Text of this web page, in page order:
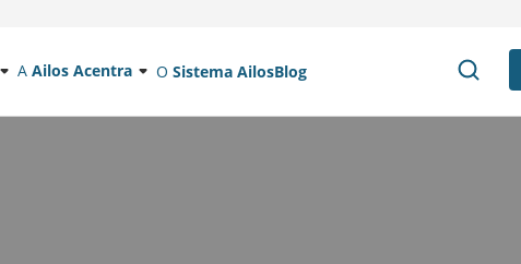
A Ailos Acentra O Sistema AilosBlog